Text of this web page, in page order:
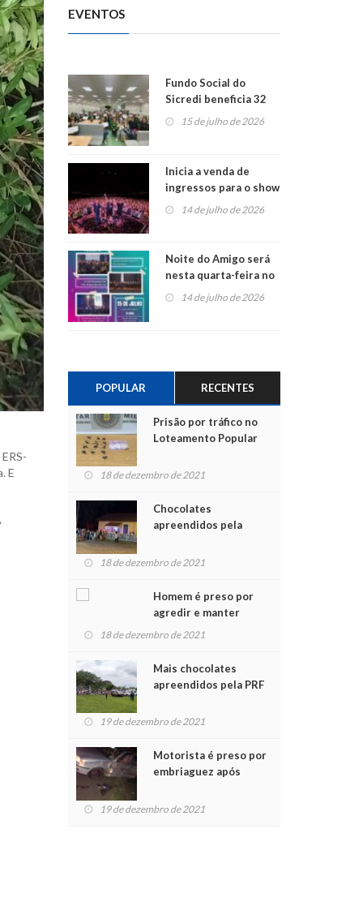
E
EVENTOS
Fundo Social do
Sicredi beneficia 32
projetos em
15 de julho de 2026
Inicia a venda de
ingressos para o show
do Jota Quest nos 45
anos da Sicredi Ouro
14 de julho de 2026
Noite do Amigo será
nesta quarta-feira no
Centro de Cultura de
14 de julho de 2026
POPULAR RECENTES
Prisão por tráfico no
Loteamento Popular
18 de dezembro de 2021
Chocolates
apreendidos pela
para crianças na
18 de dezembro de 2021
Homem é preso por
agredir e manter
mulher em cárcere
18 de dezembro de 2021
Mais chocolates
apreendidos pela PRF
crianças no Natal
19 de dezembro de 2021
Motorista é preso por
embriaguez após
feridos
19 de dezembro de 2021